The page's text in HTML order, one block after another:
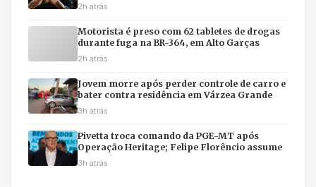
2h atrás
Motorista é preso com 62 tabletes de drogas
durante fuga na BR-364, em Alto Garças
2h atrás
Jovem morre após perder controle de carro e
bater contra residência em Várzea Grande
3h atrás
Pivetta troca comando da PGE-MT após
Operação Heritage; Felipe Florêncio assume
3h atrás